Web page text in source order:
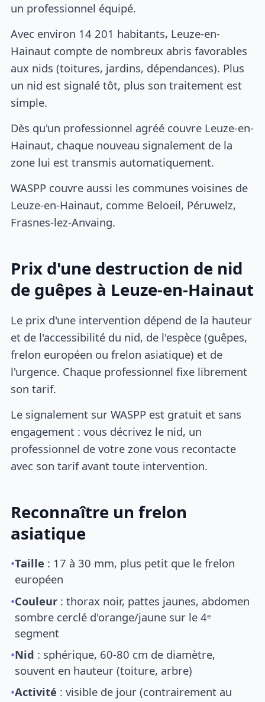
un professionnel équipé.
Avec environ 14 201 habitants, Leuze-en-
Hainaut compte de nombreux abris favorables
aux nids (toitures, jardins, dépendances). Plus
un nid est signalé tôt, plus son traitement est
simple.
Dès qu'un professionnel agréé couvre Leuze-en-
Hainaut, chaque nouveau signalement de la
zone lui est transmis automatiquement.
WASPP couvre aussi les communes voisines de
Leuze-en-Hainaut, comme Beloeil, Péruwelz,
Frasnes-lez-Anvaing.
Prix d'une destruction de nid
de guêpes à Leuze-en-Hainaut
Le prix d'une intervention dépend de la hauteur
et de l'accessibilité du nid, de l'espèce (guêpes,
frelon européen ou frelon asiatique) et de
l'urgence. Chaque professionnel fixe librement
son tarif.
Le signalement sur WASPP est gratuit et sans
engagement : vous décrivez le nid, un
professionnel de votre zone vous recontacte
avec son tarif avant toute intervention.
Reconnaître un frelon
asiatique
•Taille : 17 à 30 mm, plus petit que le frelon
européen
•Couleur : thorax noir, pattes jaunes, abdomen
sombre cerclé d'orange/jaune sur le 4ᵉ
segment
•Nid : sphérique, 60-80 cm de diamètre,
souvent en hauteur (toiture, arbre)
•Activité : visible de jour (contrairement au